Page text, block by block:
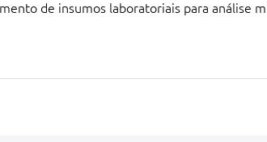
de insumos laboratoriais para análise